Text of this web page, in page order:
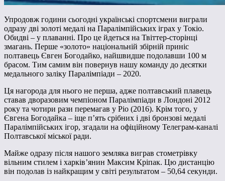
Упродовж години сьогодні українські спортсмени виграли
одразу дві золоті медалі на Паралімпійських іграх у Токіо.
Обидві – у плаванні. Про це йдеться на Твіттер-сторінці
змагань. Перше «золото» національній збірній приніс
полтавець Євген Богодайко, найшвидше подолавши 100 м
брасом. Тим самим він повернув нашу команду до десятки
медального заліку Паралімпіади – 2020.
Ця нагорода для нього не перша, адже полтавський плавець
ставав дворазовим чемпіоном Паралімпіади в Лондоні 2012
року та чотири рази перемагав у Ріо (2016). Крім того, у
Євгена Богодайка – іще п’ять срібних і дві бронзові медалі
Паралімпійських ігор, згадали на офіційному Телеграм-каналі
Полтавської міської ради.
Майже одразу після нашого земляка виграв стометрівку
вільним стилем і харків’янин Максим Кріпак. Цю дистанцію
він подолав із найкращим у світі результатом – 50,64 секунди.